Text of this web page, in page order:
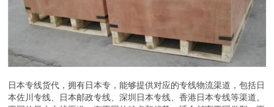
日本专线货代，拥有日本专，能够提供对应的专线物流渠道，包括日
本佐川专线、日本邮政专线、深圳日本专线、香港日本专线等渠道。